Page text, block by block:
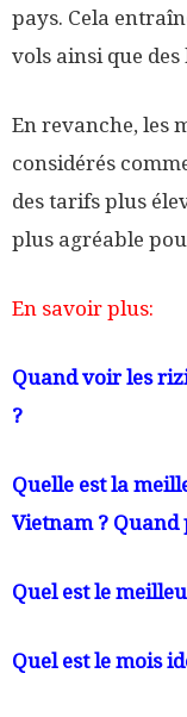
pays. Cela
vols ainsi que
En revanche, les
considérés
des tarifs plus
plus agréable
En savoir plus:
Quand voir les
?
Quelle est la
Vietnam ?
Quel est le
Quel est le mois